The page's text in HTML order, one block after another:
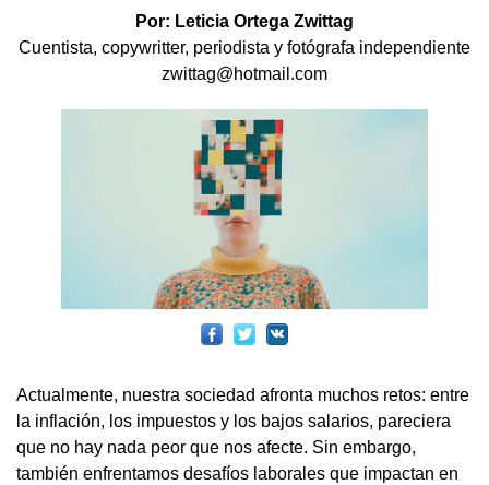
Por: Leticia Ortega Zwittag
Cuentista, copywritter, periodista y fotógrafa independiente
zwittag@hotmail.com
Actualmente, nuestra sociedad afronta muchos retos: entre
la inflación, los impuestos y los bajos salarios, pareciera
que no hay nada peor que nos afecte. Sin embargo,
también enfrentamos desafíos laborales que impactan en